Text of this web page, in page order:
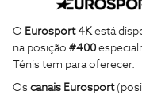
O Eurosport 4Kestá
na posição #400
Ténis tem para oferecer.
Os canais Eurosport